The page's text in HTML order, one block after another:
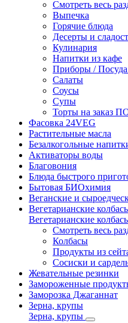
Смотреть весь
Выпечка
Горячие блюда
Десерты и
Кулинария
Напитки из кафе
Приборы /
Салаты
Соусы
Супы
Торты на заказ
Фасовка 24VEG
Растительные масла
Безалкогольные
Активаторы воды
Благовония
Блюда быстрого
Бытовая БИОхимия
Веганские и
Вегетарианские
Вегетарианские
Смотреть весь
Колбасы
Продукты из
Сосиски и
Жевательные резинки
Замороженные
Заморозка Джаганнат
Зерна, крупы
Зерна, крупы